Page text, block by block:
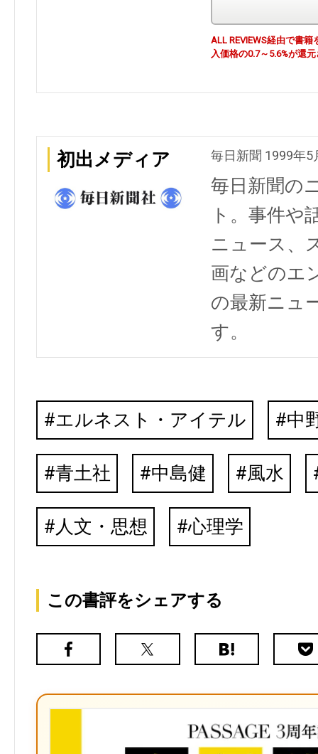
ALL REVIEWS経由で書
入価格の0.7～5.6%が還
初出メディア 毎日新聞 1999年5
毎日新聞の
ト。事件や
ニュース、
画などのエ
の最新ニュ
す。
エルネスト・アイテル 中
青土社 中島健 風水
人文・思想 心理学
この書評をシェアする
Facebook
X（旧
は
ク
マ